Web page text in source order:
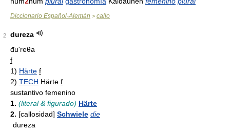
Diccionario Español-Alemán > callo
2
dureza
đu'reθa
f
1) Härte f
2) TECH Härte f
sustantivo femenino
1. (literal & figurado) Härte
2. [callosidad] Schwiele die
dureza